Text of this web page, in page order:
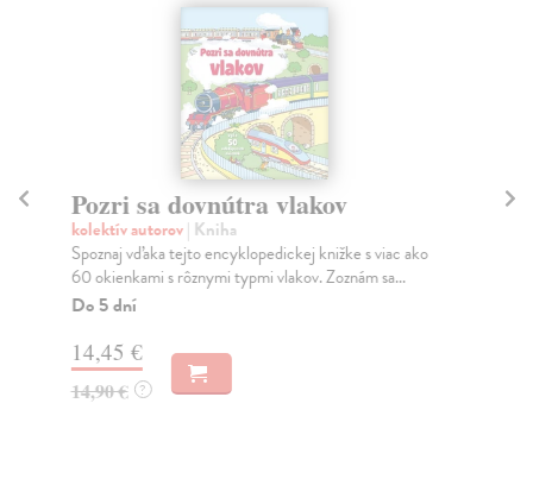
Pozri sa dovnútra vlakov
kolektív autorov| Kniha
Spoznaj vďaka tejto encyklopedickej knižke s viac ako
60 okienkami s rôznymi typmi vlakov. Zoznám sa...
Do 5 dní
14,45 €
14,90 € ?